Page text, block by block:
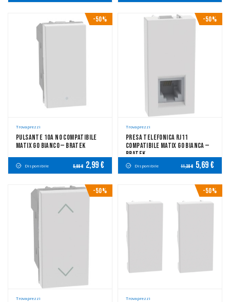
Trovaprezzi
Pulsante 10A NO Compatibile
Matix Go Bianco — Bratek
Disponibile 5,98 €
-50%
2,99 €
Trovaprezzi
Presa Telefonica RJ11
Compatibile Matix Go Bianca —
Bratek
Disponibile 11,38 €
-50%
5,69 €
Trovaprezzi
-50%
Trovaprezzi
-50%